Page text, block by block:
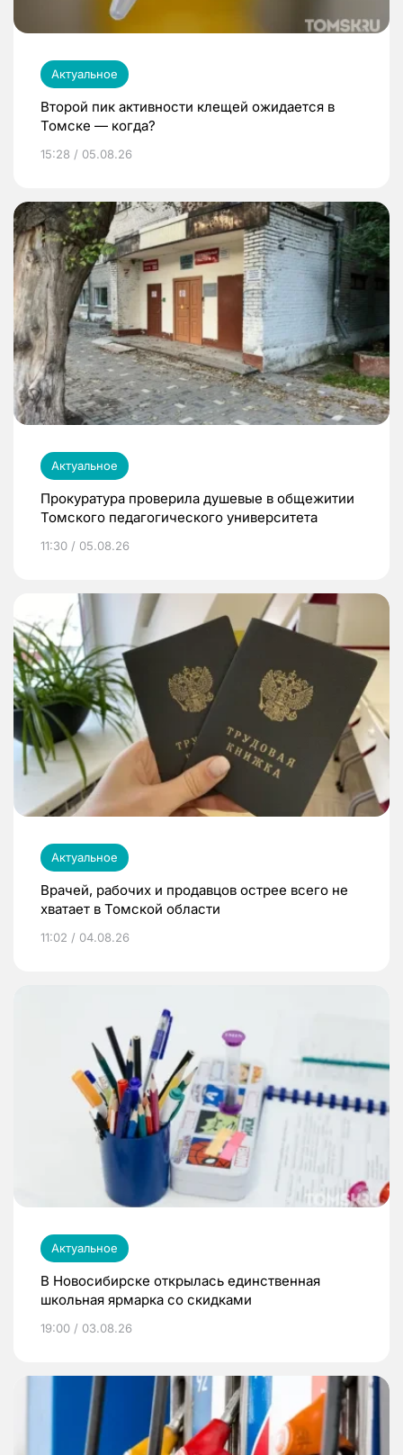
Актуальное
Второй пик активности клещей ожидается в
Томске — когда?
15:28 / 05.08.26
Актуальное
Прокуратура проверила душевые в общежитии
Томского педагогического университета
11:30 / 05.08.26
Актуальное
Врачей, рабочих и продавцов острее всего не
хватает в Томской области
11:02 / 04.08.26
Актуальное
В Новосибирске открылась единственная
школьная ярмарка со скидками
19:00 / 03.08.26